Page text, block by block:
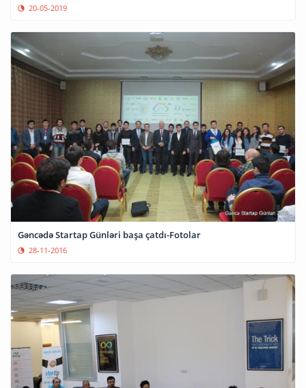
20-05-2019
Gəncədə Startap Günləri başa çatdı-Fotolar
28-11-2016